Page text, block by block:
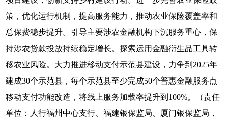
策，优化运行机制，提高服务能力，推动农业保险覆盖率和
总保费稳步提升。引导主要涉农金融机构下沉服务重心，保
持涉农贷款投放持续稳定增长。探索运用金融衍生品工具转
移农业风险。大力推进移动支付示范县建设，力争到2025年
建成30个示范县，每个示范县至少完成50个普惠金融服务点
移动支付功能改造，将线上服务加载率提升到100%。（责任
单位：人行福州中心支行、福建银保监局、厦门银保监局，